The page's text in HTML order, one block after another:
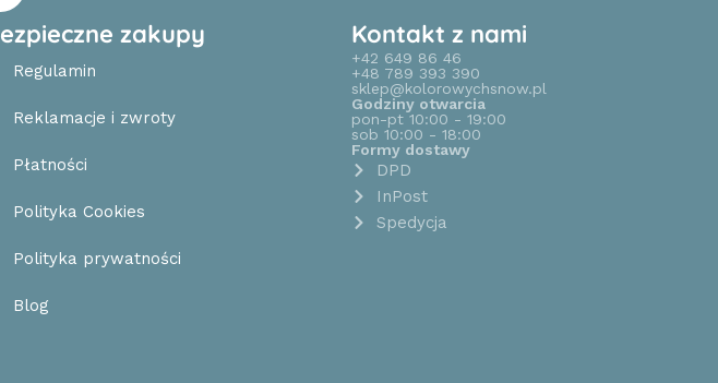
zakupy
Regulamin
Reklamacje i zwroty
Płatności
Polityka Cookies
Polityka prywatności
Blog
Kontakt z nami
+42 649 86 46
+48 789 393 390
sklep@kolorowychsnow.pl
Godziny otwarcia
pon-pt 10:00 - 19:00
sob 10:00 - 18:00
Formy dostawy
DPD
InPost
Spedycja